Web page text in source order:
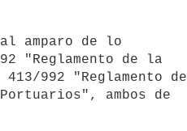
amparo de lo
"Reglamento de la
992 "Reglamento de
ambos de